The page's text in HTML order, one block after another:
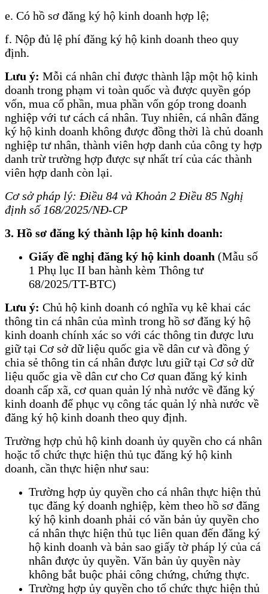
e. Có hồ sơ đăng ký hộ kinh doanh hợp lệ;
f. Nộp đủ lệ phí đăng ký hộ kinh doanh theo quy
định.
Lưu ý: Mỗi cá nhân chỉ được thành lập một hộ kinh
doanh trong phạm vi toàn quốc và được quyền góp
vốn, mua cổ phần, mua phần vốn góp trong doanh
nghiệp với tư cách cá nhân. Tuy nhiên, cá nhân đăng
ký hộ kinh doanh không được đồng thời là chủ doanh
nghiệp tư nhân, thành viên hợp danh của công ty hợp
danh trừ trường hợp được sự nhất trí của các thành
viên hợp danh còn lại.
Cơ sở pháp lý: Điều 84 và Khoản 2 Điều 85 Nghị
định số 168/2025/NĐ-CP
3. Hồ sơ đăng ký thành lập hộ kinh doanh:
Giấy đề nghị đăng ký hộ kinh doanh (Mẫu số
1 Phụ lục II ban hành kèm Thông tư
68/2025/TT-BTC)
Lưu ý: Chủ hộ kinh doanh có nghĩa vụ kê khai các
thông tin cá nhân của mình trong hồ sơ đăng ký hộ
kinh doanh chính xác so với các thông tin được lưu
giữ tại Cơ sở dữ liệu quốc gia về dân cư và đồng ý
chia sẻ thông tin cá nhân được lưu giữ tại Cơ sở dữ
liệu quốc gia về dân cư cho Cơ quan đăng ký kinh
doanh cấp xã, cơ quan quản lý nhà nước về đăng ký
kinh doanh để phục vụ công tác quản lý nhà nước về
đăng ký hộ kinh doanh theo quy định.
Trường hợp chủ hộ kinh doanh ủy quyền cho cá nhân
hoặc tổ chức thực hiện thủ tục đăng ký hộ kinh
doanh, cần thực hiện như sau:
Trường hợp ủy quyền cho cá nhân thực hiện thủ
tục đăng ký doanh nghiệp, kèm theo hồ sơ đăng
ký hộ kinh doanh phải có văn bản ủy quyền cho
cá nhân thực hiện thủ tục liên quan đến đăng ký
hộ kinh doanh và bản sao giấy tờ pháp lý của cá
nhân được ủy quyền. Văn bản ủy quyền này
không bắt buộc phải công chứng, chứng thực.
Trường hợp ủy quyền cho tổ chức thực hiện thủ